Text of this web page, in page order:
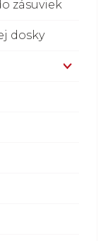
zásuviek
dosky